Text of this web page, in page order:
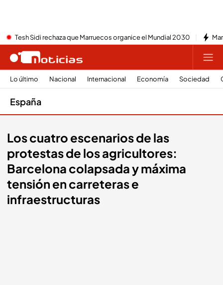
Tesh Sidi rechaza que Marruecos organice el Mundial 2030
Lo último Nacional Internacional Economía Sociedad
España
Los cuatro escenarios de las
protestas de los agricultores:
Barcelona colapsada y máxima
tensión en carreteras e
infraestructuras